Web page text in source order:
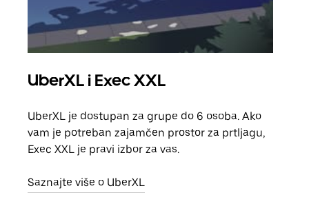
UberXL i Exec XXL
UberXL je dostupan za grupe do 6 osoba. Ako
vam je potreban zajamčen prostor za prtljagu,
Exec XXL je pravi izbor za vas.
Saznajte više o UberXL